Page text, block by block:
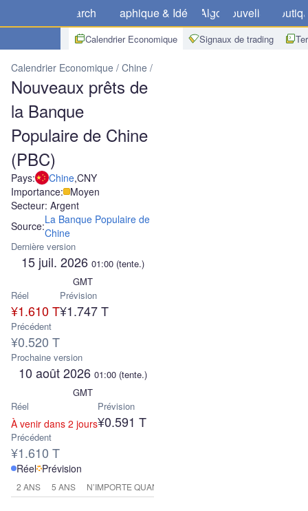
Marchés Graphique & Idées Algo Nouvelles
Calendrier Economique Signaux de trading
Calendrier Economique Chine
Nouveaux prêts de
la Banque
Populaire de Chine
(PBC)
Pays: Chine,CNY
Importance: Moyen
Secteur: Argent
Source:La Banque Populaire de
Chine
Dernière version
15 juil. 2026 01:00 (tente.)
GMT
Réel
¥1.610 T
Prévision
¥1.747 T
Précédent
¥0.520 T
Prochaine version
10 août 2026 01:00 (tente.)
GMT
Réel
À venir dans 2 jours
Prévision
¥0.591 T
Précédent
¥1.610 T
Réel Prévision
2 ANS 5 ANS N’IMPORTE QUAND